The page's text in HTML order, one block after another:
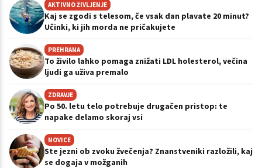
AKTIVNO ŽIVLJENJE
Kaj se zgodi s telesom, če vsak dan plavate 20 minut?
Učinki, ki jih morda ne pričakujete
PREHRANA
To živilo lahko pomaga znižati LDL holesterol, večina
ljudi ga uživa premalo
ZDRAVJE
Po 50. letu telo potrebuje drugačen pristop: te
napake delamo skoraj vsi
NOVICE
Ste jezni ob zvoku žvečenja? Znanstveniki razložili, kaj
se dogaja v možganih